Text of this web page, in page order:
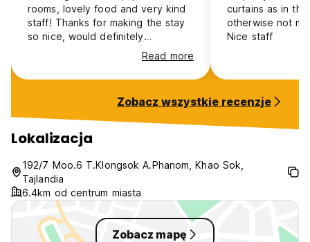
rooms, lovely food and very kind
staff! Thanks for making the stay
so nice, would definitely
recommend for anyone staying in
Khao sok, also very affordable
price for such a nice place ☺️
Read more
curtains as in
otherwise not
Nice staff
Zobacz wszystkie recenzje
Lokalizacja
192/7 Moo.6 T.Klongsok A.Phanom, Khao Sok,
Tajlandia
6.4km od centrum miasta
Zobacz mapę